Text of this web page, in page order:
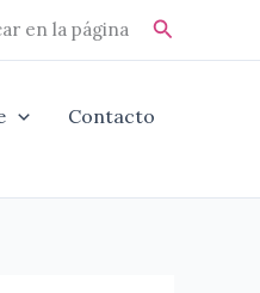
en la página Buscar
Contacto